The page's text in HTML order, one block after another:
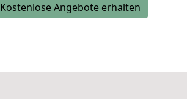
Kostenlose Angebote erhalten